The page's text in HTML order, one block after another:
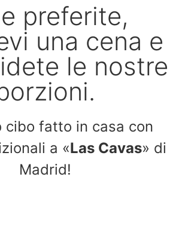
preferite,
una cena e
le nostre
cibo fatto in casa con
a «Las Cavas» di
Madrid!